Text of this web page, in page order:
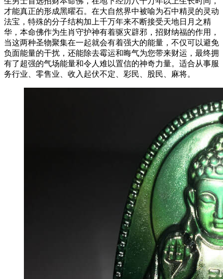
才能真正的形成黑曜石。在大自然界中被喻为石中精灵的灵动
法宝，特殊的分子结构加上千万年来不断接受天地日月之精
华，本命佛作为生肖守护神有着驱灾辟邪，招财纳福的作用，
当这两种圣物聚集在一起就会有着强大的能量，不仅可以避免
负面能量的干扰，还能除去霉运和晦气为您带来财运，最终拥
有了超强的气场能量和令人难以置信的神奇力量。适合从事服
务行业、零售业、收入起伏不定、彩民、股民、麻将。